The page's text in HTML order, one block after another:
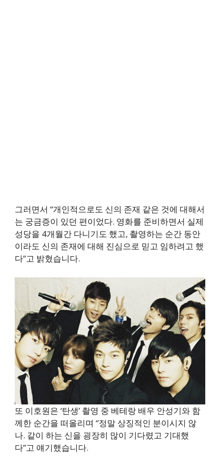
그러면서 “개인적으로도 신의 존재 같은 것에 대해서
는 궁금증이 있던 편이었다. 영화를 준비하면서 실제
성당을 4개월간 다니기도 했고, 촬영하는 순간 동안
이라도 신의 존재에 대해 진심으로 믿고 임하려고 했
다”고 밝혔습니다.
또 이호원은 ‘탄생’ 촬영 중 베테랑 배우 안성기와 함
께한 순간을 떠올리며 “정말 상징적인 분이시지 않
나. 같이 하는 신을 굉장히 많이 기다렸고 기대했
다”고 얘기했습니다.